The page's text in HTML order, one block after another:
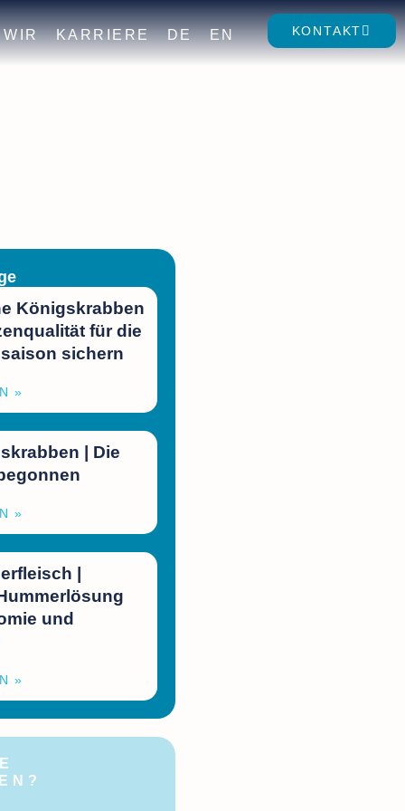
WIR KARRIERE DE EN KONTAKT
Königskrabben
für die
sichern
»
| Die
»
|
und
»